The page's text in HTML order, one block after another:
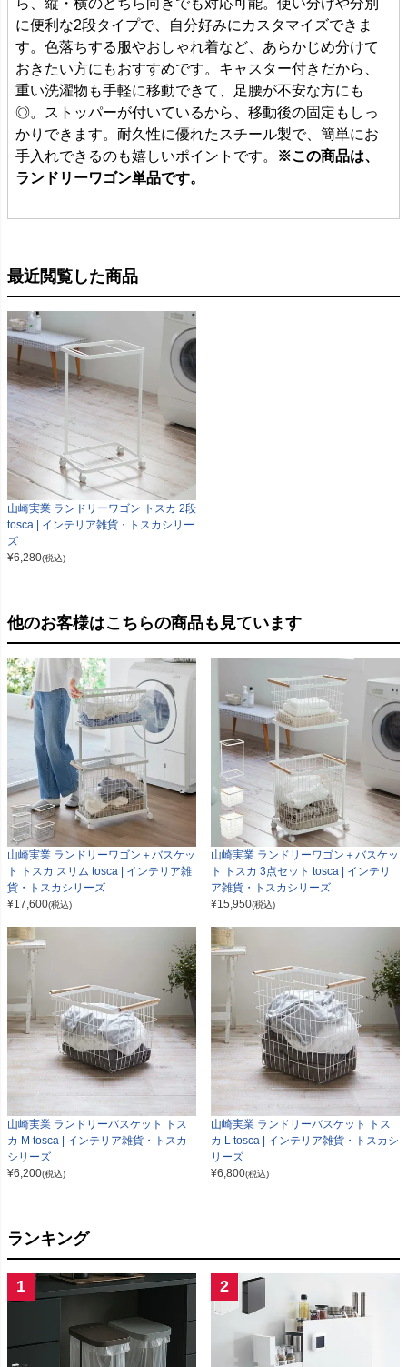
ら、縦・横のどちら向きでも対応可能。使い分けや分別
に便利な2段タイプで、自分好みにカスタマイズできま
す。色落ちする服やおしゃれ着など、あらかじめ分けて
おきたい方にもおすすめです。キャスター付きだから、
重い洗濯物も手軽に移動できて、足腰が不安な方にも
◎。ストッパーが付いているから、移動後の固定もしっ
かりできます。耐久性に優れたスチール製で、簡単にお
手入れできるのも嬉しいポイントです。
※この商品は、
ランドリーワゴン単品です。
最近閲覧した商品
山崎実業 ランドリーワゴン トスカ 2段
tosca | インテリア雑貨・トスカシリー
ズ
¥6,280(税込)
他のお客様はこちらの商品も見ています
山崎実業 ランドリーワゴン＋バスケッ
ト トスカ スリム tosca | インテリア雑
貨・トスカシリーズ
¥17,600(税込)
山崎実業 ランドリーワゴン＋バスケッ
ト トスカ 3点セット tosca | インテリ
ア雑貨・トスカシリーズ
¥15,950(税込)
山崎実業 ランドリーバスケット トス
カ M tosca | インテリア雑貨・トスカ
シリーズ
¥6,200(税込)
山崎実業 ランドリーバスケット トス
カ L tosca | インテリア雑貨・トスカシ
リーズ
¥6,800(税込)
ランキング
1 2